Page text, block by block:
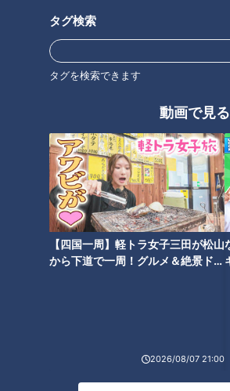
タグ検索
タグを検索できます
動画で見る
【四国一周】軽トラ女子三田が松山
から下道で一周！グルメ＆絶景ドラ
2026/08/07 21:00
きませんが、それは過失がない場合。
は、浮気した側に過失があることになり
浮気相手への請求は認められません。
というのも、慰謝料請求権は円満な夫婦
対して発生するからです。
角田「円満な夫婦関係という守るべき利
料請求が認められるのであって、円満じ
利益がないと」